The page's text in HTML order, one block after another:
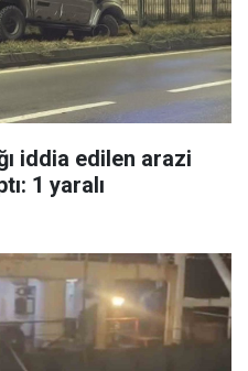
iddia edilen arazi
1 yaralı